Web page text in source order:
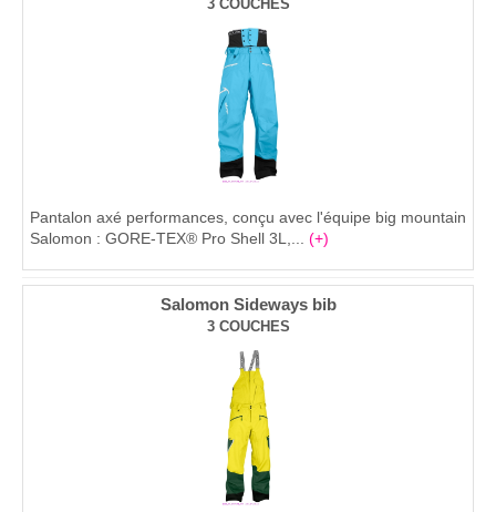
3 COUCHES
Pantalon axé performances, conçu avec l'équipe big mountain
Salomon : GORE-TEX® Pro Shell 3L,... (+)
Salomon Sideways bib
3 COUCHES